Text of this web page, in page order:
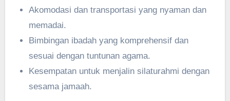
Akomodasi dan transportasi yang nyaman dan
memadai.
Bimbingan ibadah yang komprehensif dan
sesuai dengan tuntunan agama.
Kesempatan untuk menjalin silaturahmi dengan
sesama jamaah.